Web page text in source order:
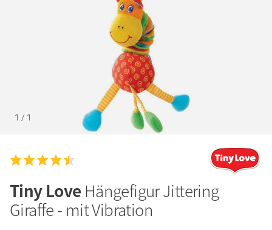
1 / 1
Tiny Love Hängefigur Jittering
Giraffe - mit Vibration